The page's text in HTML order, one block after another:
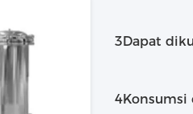
3Dapat
4Konsumsi